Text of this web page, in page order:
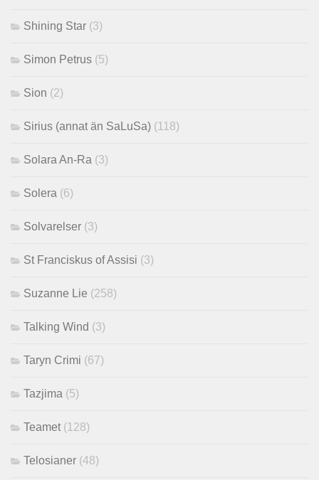
Shining Star (3)
Simon Petrus (5)
Sion (2)
Sirius (annat än SaLuSa) (118)
Solara An-Ra (3)
Solera (6)
Solvarelser (3)
St Franciskus of Assisi (3)
Suzanne Lie (258)
Talking Wind (3)
Taryn Crimi (67)
Tazjima (5)
Teamet (128)
Telosianer (48)